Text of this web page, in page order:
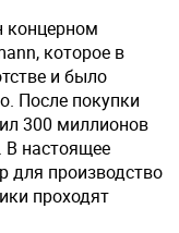
концерном
которое в
и было
После покупки
300 миллионов
В настоящее
для производство
проходят